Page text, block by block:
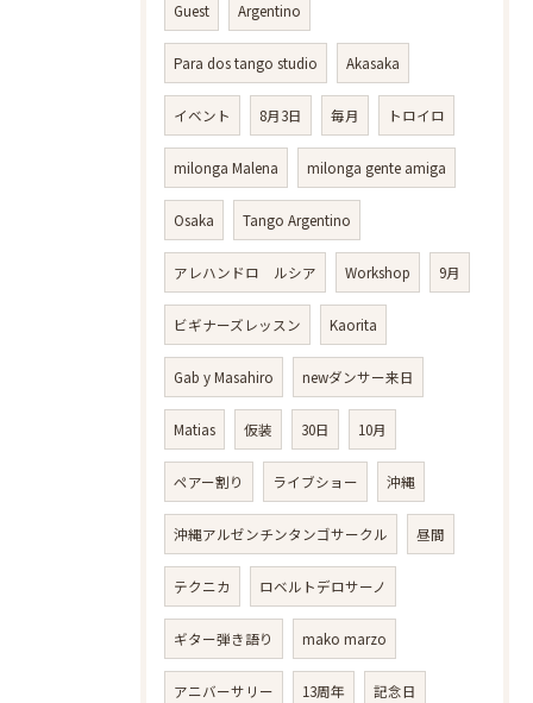
Guest Argentino
Para dos tango studio Akasaka
イベント 8月3日 毎月 トロイロ
milonga Malena milonga gente amiga
Osaka Tango Argentino
アレハンドロ ルシア Workshop 9月
ビギナーズレッスン Kaorita
Gab y Masahiro newダンサー来日
Matias 仮装 30日 10月
ペアー割り ライブショー 沖縄
沖縄アルゼンチンタンゴサークル 昼間
テクニカ ロベルトデロサーノ
ギター弾き語り mako marzo
アニバーサリー 13周年 記念日